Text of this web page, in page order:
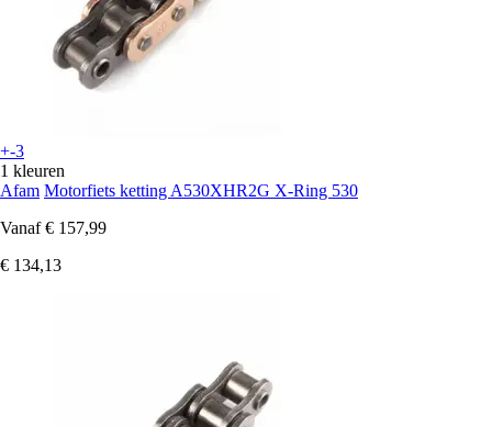
+-3
1 kleuren
Afam Motorfiets ketting A530XHR2G X-Ring 530
Vanaf € 157,99
€ 134,13